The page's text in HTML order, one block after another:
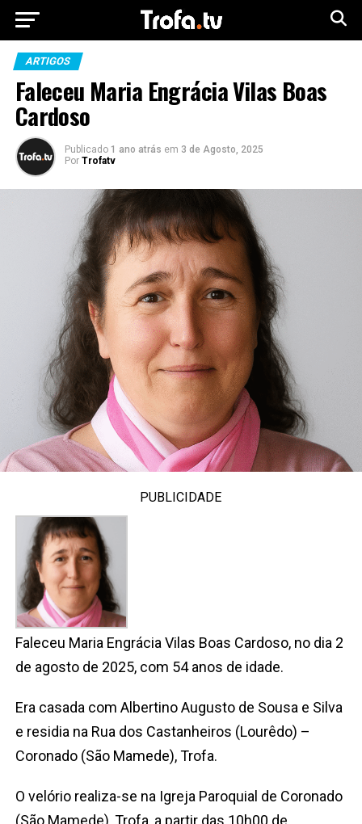
ARTIGOS
Faleceu Maria Engrácia Vilas Boas
Cardoso
Publicado 1 ano atrás em 3 de Agosto, 2025
Por Trofatv
PUBLICIDADE
Faleceu Maria Engrácia Vilas Boas Cardoso, no dia 2
de agosto de 2025, com 54 anos de idade.
Era casada com Albertino Augusto de Sousa e Silva
e residia na Rua dos Castanheiros (Lourêdo) –
Coronado (São Mamede), Trofa.
O velório realiza-se na Igreja Paroquial de Coronado
(São Mamede), Trofa, a partir das 10h00 de